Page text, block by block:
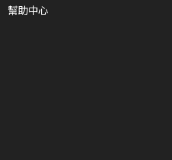
幫助中心